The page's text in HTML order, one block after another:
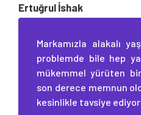
Ertuğrul İshak
Markamızla alakalı
problemde bile hep
mükemmel yürüten
son derece memnun
kesinlikle tavsiye